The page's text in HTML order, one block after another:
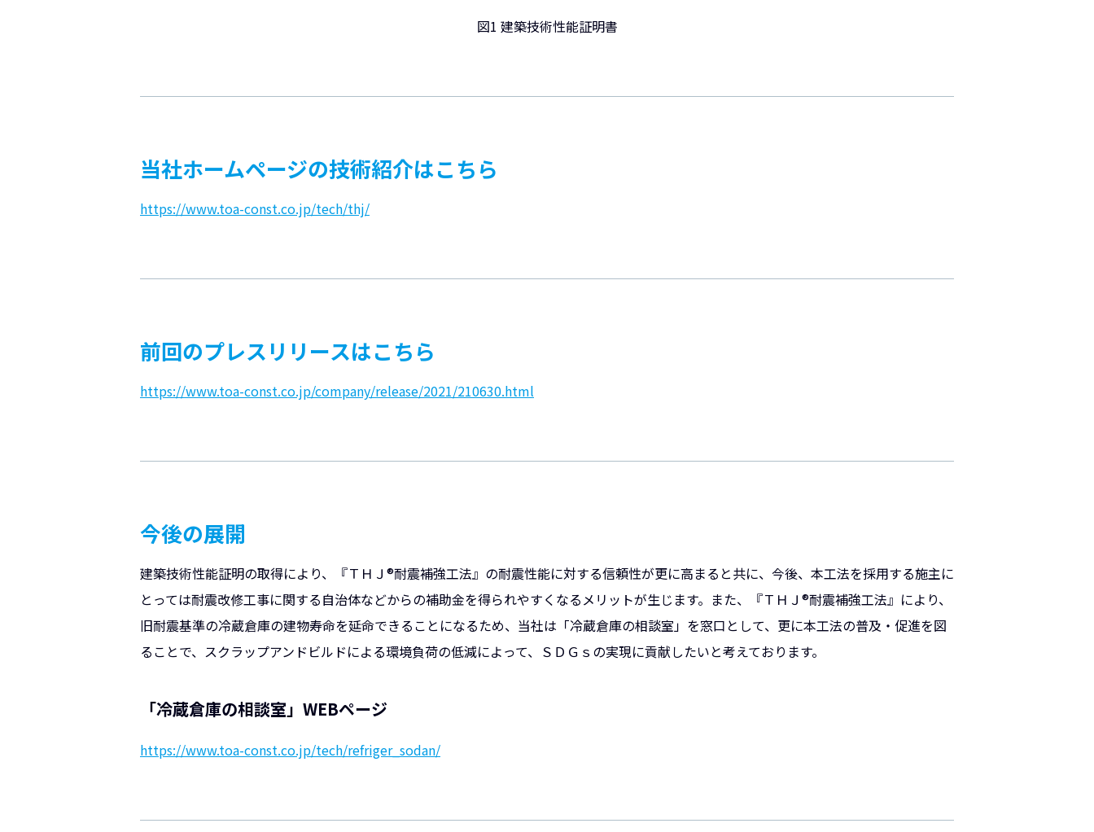
図1 建築技術性能証明書
当社ホームページの技術紹介はこちら
https://www.toa-const.co.jp/tech/thj/
前回のプレスリリースはこちら
https://www.toa-const.co.jp/company/release/2021/210630.html
今後の展開
建築技術性能証明の取得により、『ＴＨＪ®耐震補強工法』の耐震性能に対する信頼性が更に高まると共に、今後、本工法を採用する施主に
とっては耐震改修工事に関する自治体などからの補助金を得られやすくなるメリットが生じます。また、『ＴＨＪ®耐震補強工法』により、
旧耐震基準の冷蔵倉庫の建物寿命を延命できることになるため、当社は「冷蔵倉庫の相談室」を窓口として、更に本工法の普及・促進を図
ることで、スクラップアンドビルドによる環境負荷の低減によって、ＳＤＧｓの実現に貢献したいと考えております。
「冷蔵倉庫の相談室」WEBページ
https://www.toa-const.co.jp/tech/refriger_sodan/